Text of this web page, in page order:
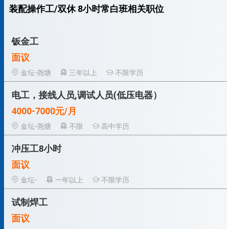
装配操作工/双休 8小时常白班相关职位
钣金工
面议
金坛-尧塘
三年以上 不限学历
电工，接线人员,调试人员(低压电器）
4000-7000元/月
金坛-尧塘
不限 高中学历
冲压工8小时
面议
金坛-
一年以上 不限学历
试制焊工
面议